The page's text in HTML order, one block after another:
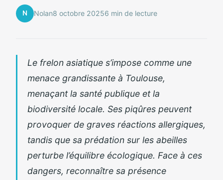
N Nolan8 octobre 20256 min de lecture
Le frelon asiatique s’impose comme une
menace grandissante à Toulouse,
menaçant la santé publique et la
biodiversité locale. Ses piqûres peuvent
provoquer de graves réactions allergiques,
tandis que sa prédation sur les abeilles
perturbe l’équilibre écologique. Face à ces
dangers, reconnaître sa présence